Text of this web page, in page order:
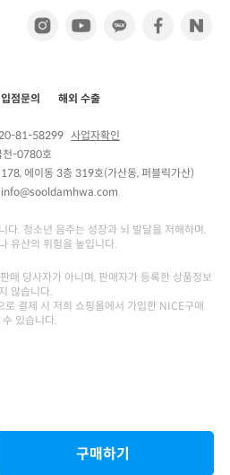
구매하기
입점문의 해외 수출
81-58299 사업자확인
천-0780호
에이동 3층 319호(가산동, 퍼블릭가산)
info@sooldamhwa.com
다. 청소년 음주는 성장과 뇌 발달을 저해하며,
유산의 위험을 높입니다.
매 당사자가 아니며, 판매자가 등록한 상품정보
않습니다.
결제 시 저희 쇼핑몰에서 가입한 NICE구매
있습니다.